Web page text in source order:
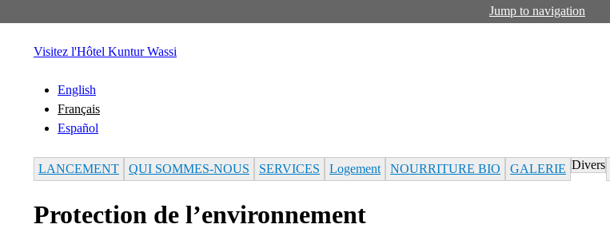
Jump to navigation
Visitez l'Hôtel Kuntur Wassi
English
Français
Español
LANCEMENT QUI SOMMES-NOUS SERVICES Logement NOURRITURE BIO GALERIE Divers
Protection de l’environnement